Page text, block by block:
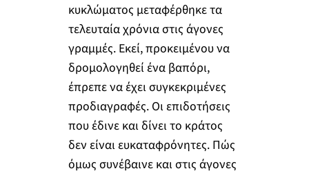
κυκλώματος μεταφέρθηκε τα
τελευταία χρόνια στις άγονες
γραμμές. Εκεί, προκειμένου να
δρομολογηθεί ένα βαπόρι,
έπρεπε να έχει συγκεκριμένες
προδιαγραφές. Οι επιδοτήσεις
που έδινε και δίνει το κράτος
δεν είναι ευκαταφρόνητες. Πώς
όμως συνέβαινε και στις άγονες